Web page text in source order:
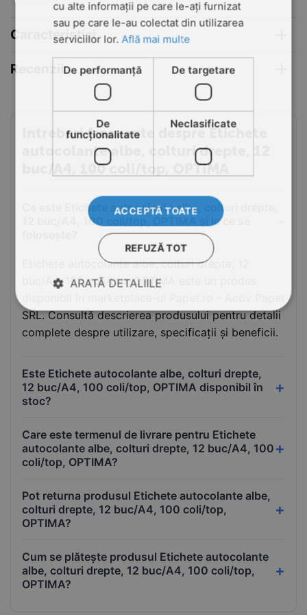
Caracteristici
Recenzii
Intrebari frecvente despre Etichete
autocolante albe, colturi drepte, 12
buc/A4, 100 coli/top, OPTIMA
Ce este Etichete autocolante albe, colturi drepte,
12 buc/A4, 100 coli/top, OPTIMA și la ce se
Etichete autocolante albe, colturi drepte, 12
buc/A4, 100 coli/top, OPTIMA este un produs
SRL. Consultă descrierea produsului pentru detalii
complete despre utilizare, specificații și beneficii.
Este Etichete autocolante albe, colturi drepte,
12 buc/A4, 100 coli/top, OPTIMA disponibil în
stoc?
Care este termenul de livrare pentru Etichete
autocolante albe, colturi drepte, 12 buc/A4, 100
coli/top, OPTIMA?
Pot returna produsul Etichete autocolante albe,
colturi drepte, 12 buc/A4, 100 coli/top,
OPTIMA?
Cum se plătește produsul Etichete autocolante
albe, colturi drepte, 12 buc/A4, 100 coli/top,
OPTIMA?
cu alte informații pe care le-ați furnizat
sau pe care le-au colectat din utilizarea
serviciilor lor.Află mai multe
De performanță De targetare
De
funcţionalitate
Neclasificate
ACCEPTĂ TOATE
REFUZĂ TOT
ARATĂ DETALIILE